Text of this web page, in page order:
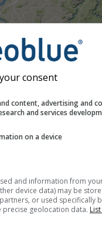
consent
content, advertising and
and services
on a device
and information from
device data) may be
or used specifically
precise geolocation data.